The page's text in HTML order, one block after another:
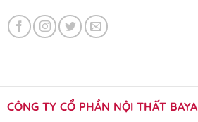
CÔNG TY CỔ PHẦN NỘI THẤT BAYA